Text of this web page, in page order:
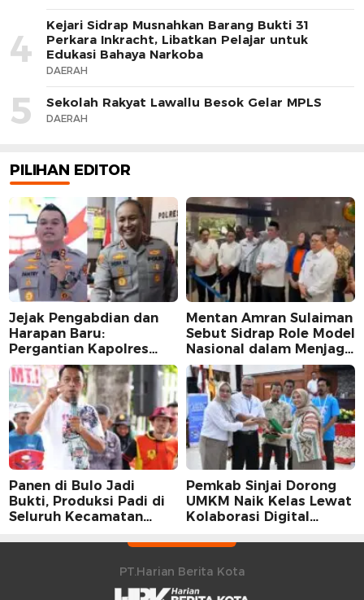
4
Kejari Sidrap Musnahkan Barang Bukti 31
Perkara Inkracht, Libatkan Pelajar untuk
Edukasi Bahaya Narkoba
DAERAH
5 Sekolah Rakyat Lawallu Besok Gelar MPLS
DAERAH
PILIHAN EDITOR
Jejak Pengabdian dan
Harapan Baru:
Pergantian Kapolres
Sidrap dalam Perspektif
Karier Dua Perwira
Mentan Amran Sulaiman
Sebut Sidrap Role Model
Nasional dalam Menjaga
Stabilitas Harga Telur
Panen di Bulo Jadi
Bukti, Produksi Padi di
Seluruh Kecamatan
Peningkatan
Pemkab Sinjai Dorong
UMKM Naik Kelas Lewat
Kolaborasi Digital
PT.Harian Berita Kota